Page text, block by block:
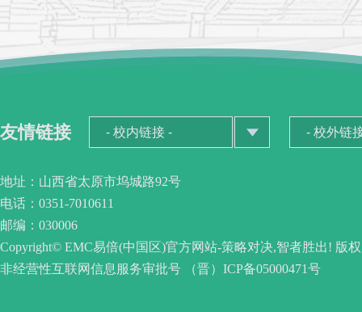
友情链接
地址：山西省太原市坞城路92号
电话：0351-7010611
邮编：030006
Copyright© EMC易倍(中国区)官方网站-策略对决,智者胜出! 版
非经营性互联网信息服务审批号 （晋）ICP备05000471号